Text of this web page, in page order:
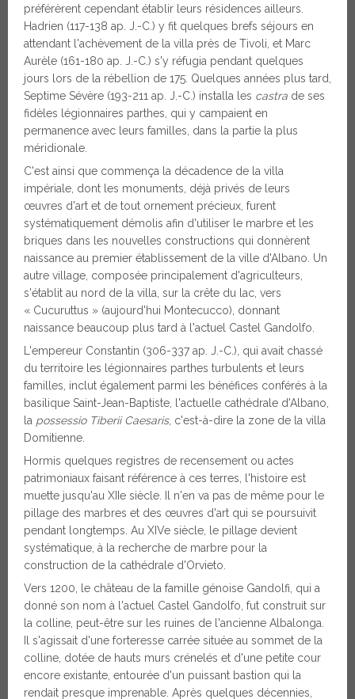
préférèrent cependant établir leurs résidences ailleurs.
Hadrien (117-138 ap. J.-C.) y fit quelques brefs séjours en
attendant l'achèvement de la villa près de Tivoli, et Marc
Aurèle (161-180 ap. J.-C.) s'y réfugia pendant quelques
jours lors de la rébellion de 175. Quelques années plus tard,
Septime Sévère (193-211 ap. J.-C.) installa les castra de ses
fidèles légionnaires parthes, qui y campaient en
permanence avec leurs familles, dans la partie la plus
méridionale.
C'est ainsi que commença la décadence de la villa
impériale, dont les monuments, déjà privés de leurs
œuvres d'art et de tout ornement précieux, furent
systématiquement démolis afin d'utiliser le marbre et les
briques dans les nouvelles constructions qui donnèrent
naissance au premier établissement de la ville d'Albano. Un
autre village, composée principalement d'agriculteurs,
s'établit au nord de la villa, sur la crête du lac, vers
« Cucuruttus » (aujourd'hui Montecucco), donnant
naissance beaucoup plus tard à l'actuel Castel Gandolfo.
L'empereur Constantin (306-337 ap. J.-C.), qui avait chassé
du territoire les légionnaires parthes turbulents et leurs
familles, inclut également parmi les bénéfices conférés à la
basilique Saint-Jean-Baptiste, l'actuelle cathédrale d'Albano,
la possessio Tiberii Caesaris, c'est-à-dire la zone de la villa
Domitienne.
Hormis quelques registres de recensement ou actes
patrimoniaux faisant référence à ces terres, l'histoire est
muette jusqu'au XIIe siècle. Il n'en va pas de même pour le
pillage des marbres et des œuvres d'art qui se poursuivit
pendant longtemps. Au XIVe siècle, le pillage devient
systématique, à la recherche de marbre pour la
construction de la cathédrale d'Orvieto.
Vers 1200, le château de la famille génoise Gandolfi, qui a
donné son nom à l'actuel Castel Gandolfo, fut construit sur
la colline, peut-être sur les ruines de l'ancienne Albalonga.
Il s'agissait d'une forteresse carrée située au sommet de la
colline, dotée de hauts murs crénelés et d'une petite cour
encore existante, entourée d'un puissant bastion qui la
rendait presque imprenable. Après quelques décennies,